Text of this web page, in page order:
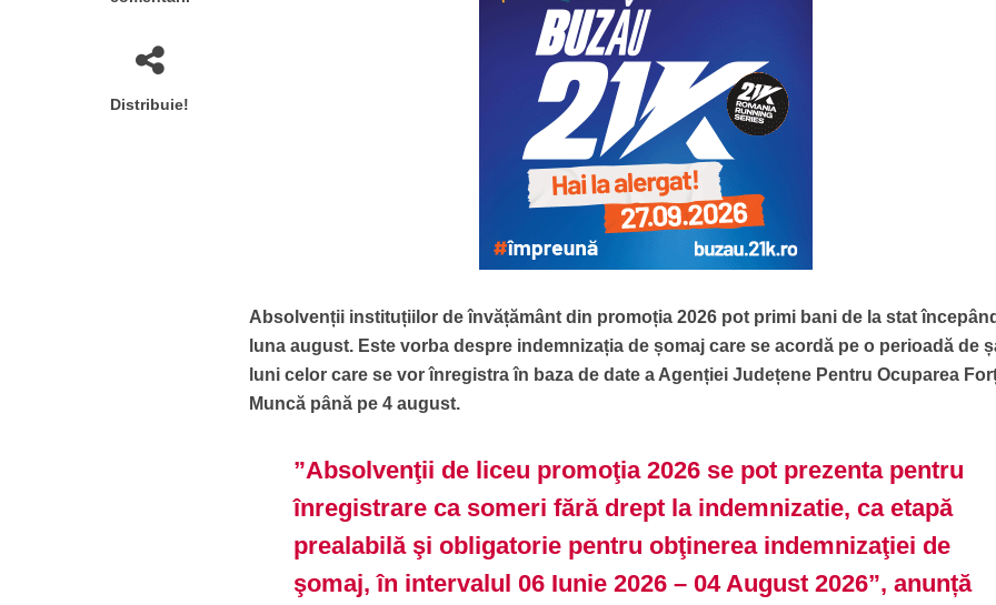
Distribuie!
Absolvenții instituțiilor de învățământ din promoția 2026 pot primi bani de la stat
luna august. Este vorba despre indemnizația de șomaj care se acordă pe o perioadă de
luni celor care se vor înregistra în baza de date a Agenției Județene Pentru Ocuparea
Muncă până pe 4 august.
”Absolvenţii de liceu promoţia 2026 se pot prezenta pentru
înregistrare ca someri fără drept la indemnizatie, ca etapă
prealabilă şi obligatorie pentru obţinerea indemnizaţiei de
şomaj, în intervalul 06 Iunie 2026 – 04 August 2026”, anunță